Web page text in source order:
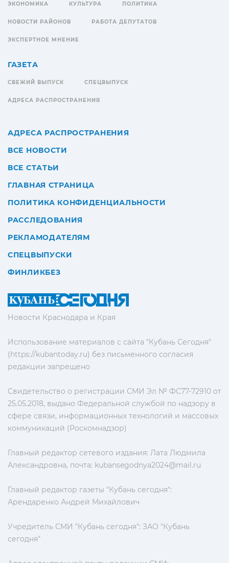
Новости Краснодара и Края
Использование материалов с сайта "Кубань Сегодня"
(https://kubantoday.ru) без письменного согласия
редакции запрещено
Свидетельство о регистрации СМИ Эл № ФС77-72910 от
25.05.2018, выдано Федеральной службой по надзору в
сфере связи, информационных технологий и массовых
коммуникаций (Роскомнадзор)
Главный редактор сетевого издания: Лата Людмила
Александровна, почта: kubansegodnya2024@mail.ru
Главный редактор газеты "Кубань сегодня":
Арендаренко Андрей Михайлович
Учредитель СМИ "Кубань сегодня": ЗАО "Кубань
сегодня"
ЭКОНОМИКА КУЛЬТУРА ПОЛИТИКА
НОВОСТИ РАЙОНОВ РАБОТА ДЕПУТАТОВ
ЭКСПЕРТНОЕ МНЕНИЕ
ГАЗЕТА
СВЕЖИЙ ВЫПУСК СПЕЦВЫПУСК
АДРЕСА РАСПРОСТРАНЕНИЯ
АДРЕСА РАСПРОСТРАНЕНИЯ
ВСЕ НОВОСТИ
ВСЕ СТАТЬИ
ГЛАВНАЯ СТРАНИЦА
ПОЛИТИКА КОНФИДЕНЦИАЛЬНОСТИ
РАССЛЕДОВАНИЯ
РЕКЛАМОДАТЕЛЯМ
СПЕЦВЫПУСКИ
ФИНЛИКБЕЗ